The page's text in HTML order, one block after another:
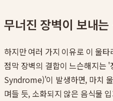
무너진 장벽이 보내는
하지만 여러 가지 이유로 이 울
점막 장벽의 결합이 느슨해지는
Syndrome)'이 발생하면, 마치
며들 듯, 소화되지 않은 음식물